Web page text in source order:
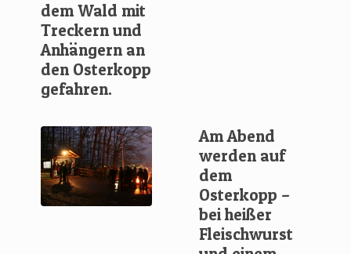
dem Wald mit
Treckern und
Anhängern an
den Osterkopp
gefahren.
Am Abend
werden auf
dem
Osterkopp –
bei heißer
Fleischwurst